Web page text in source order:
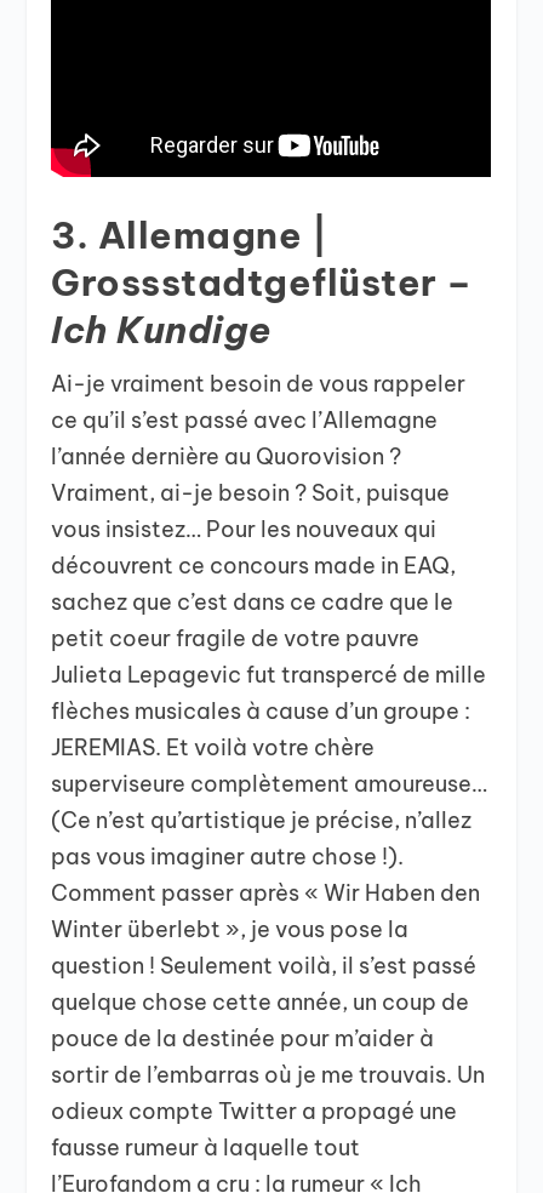
3. Allemagne |
Grossstadtgeflüster –
Ich Kundige
Ai-je vraiment besoin de vous rappeler
ce qu’il s’est passé avec l’Allemagne
l’année dernière au Quorovision ?
Vraiment, ai-je besoin ? Soit, puisque
vous insistez… Pour les nouveaux qui
découvrent ce concours made in EAQ,
sachez que c’est dans ce cadre que le
petit coeur fragile de votre pauvre
Julieta Lepagevic fut transpercé de mille
flèches musicales à cause d’un groupe :
JEREMIAS. Et voilà votre chère
superviseure complètement amoureuse…
(Ce n’est qu’artistique je précise, n’allez
pas vous imaginer autre chose !).
Comment passer après « Wir Haben den
Winter überlebt », je vous pose la
question ! Seulement voilà, il s’est passé
quelque chose cette année, un coup de
pouce de la destinée pour m’aider à
sortir de l’embarras où je me trouvais. Un
odieux compte Twitter a propagé une
fausse rumeur à laquelle tout
l’Eurofandom a cru : la rumeur « Ich